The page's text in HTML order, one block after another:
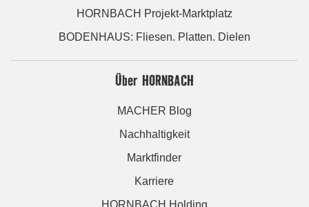
HORNBACH Projekt-Marktplatz
BODENHAUS: Fliesen. Platten. Dielen
Über HORNBACH
MACHER Blog
Nachhaltigkeit
Marktfinder
Karriere
HORNBACH Holding